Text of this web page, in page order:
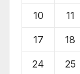
10 11
17 18
24 25